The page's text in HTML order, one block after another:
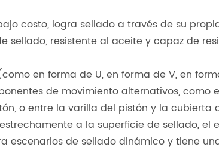
costo, logra sellado a través de su
sellado, resistente al aceite y capaz de
en forma de U, en forma de V, en
de movimiento alternativos, como
o entre la varilla del pistón y la cubierta
a la superficie de sellado, el
escenarios de sellado dinámico y tiene